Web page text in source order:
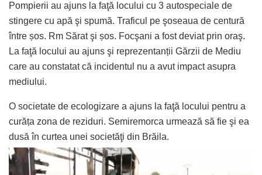
Pompierii au ajuns la faţă locului cu 3 autospeciale de
stingere cu apă şi spumă. Traficul pe şoseaua de centură
între șos. Rm Sărat şi șos. Focşani a fost deviat prin oraş.
La faţă locului au ajuns şi reprezentanții Gărzii de Mediu
care au constatat că incidentul nu a avut impact asupra
mediului.
O societate de ecologizare a ajuns la faţă locului pentru a
curăța zona de reziduri. Semiremorca urmează să fie şi ea
dusă în curtea unei societăţi din Brăila.